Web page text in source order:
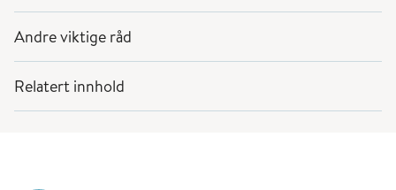
Andre viktige råd
Relatert innhold